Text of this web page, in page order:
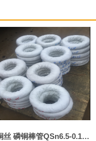
331,000 -10,000
92,000 1,000
88,000 1,000
17,500 0
19,000 100
18,100 100磷铜丝 磷铜棒管QSn6.5-0.1 7-0.2 8-0.3